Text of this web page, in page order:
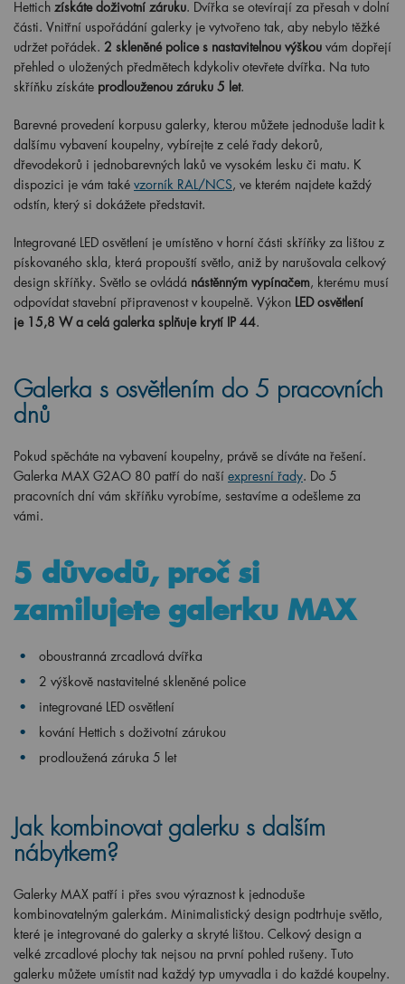
Hettich získáte doživotní záruku. Dvířka se otevírají za přesah v dolní
části. Vnitřní uspořádání galerky je vytvořeno tak, aby nebylo těžké
udržet pořádek. 2 skleněné police s nastavitelnou výškou vám dopřejí
přehled o uložených předmětech kdykoliv otevřete dvířka. Na tuto
skříňku získáte prodlouženou záruku 5 let.
Barevné provedení korpusu galerky, kterou můžete jednoduše ladit k
dalšímu vybavení koupelny, vybírejte z celé řady dekorů,
dřevodekorů i jednobarevných laků ve vysokém lesku či matu. K
dispozici je vám také vzorník RAL/NCS, ve kterém najdete každý
odstín, který si dokážete představit.
Integrované LED osvětlení je umístěno v horní části skříňky za lištou z
pískovaného skla, která propouští světlo, aniž by narušovala celkový
design skříňky. Světlo se ovládá nástěnným vypínačem, kterému musí
odpovídat stavební připravenost v koupelně. Výkon LED osvětlení
je 15,8 W a celá galerka splňuje krytí IP 44.
Galerka s osvětlením do 5 pracovních
dnů
Pokud spěcháte na vybavení koupelny, právě se díváte na řešení.
Galerka MAX G2AO 80 patří do naší expresní řady. Do 5
pracovních dní vám skříňku vyrobíme, sestavíme a odešleme za
vámi.
5 důvodů, proč si
zamilujete galerku MAX
oboustranná zrcadlová dvířka
2 výškově nastavitelné skleněné police
integrované LED osvětlení
kování Hettich s doživotní zárukou
prodloužená záruka 5 let
Jak kombinovat galerku s dalším
nábytkem?
Galerky MAX patří i přes svou výraznost k jednoduše
kombinovatelným galerkám. Minimalistický design podtrhuje světlo,
které je integrované do galerky a skryté lištou. Celkový design a
velké zrcadlové plochy tak nejsou na první pohled rušeny. Tuto
galerku můžete umístit nad každý typ umyvadla i do každé koupelny.